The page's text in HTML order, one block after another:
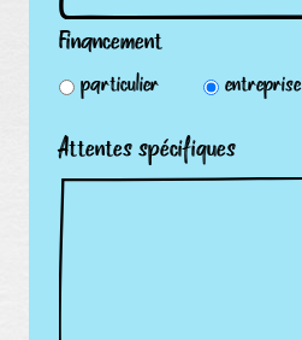
Financement
particulier entreprise
Attentes spécifiques